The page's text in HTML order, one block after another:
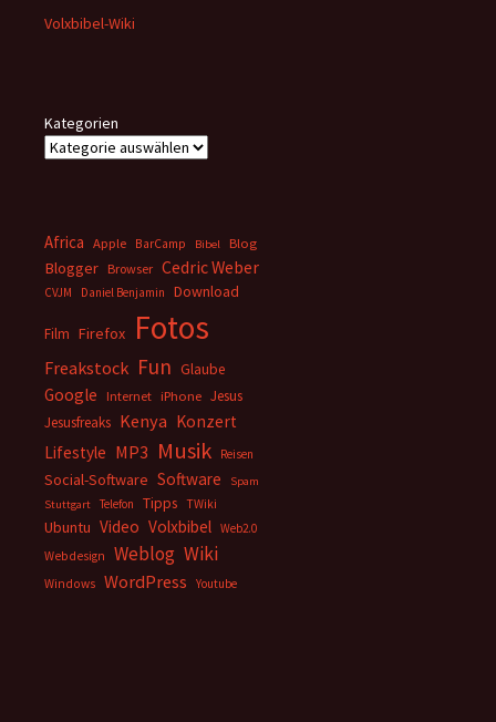
Volxbibel-Wiki
Kategorien
Africa Apple BarCamp Bibel Blog
Blogger Browser Cedric Weber
CVJM Daniel Benjamin Download
Film Firefox Fotos
Freakstock Fun Glaube
Google Internet iPhone Jesus
Jesusfreaks Kenya Konzert
Lifestyle MP3 Musik Reisen
Social-Software Software
Spam
Stuttgart
Telefon Tipps TWiki
Ubuntu Video Volxbibel Web2.0
Webdesign
Weblog Wiki
Windows WordPress Youtube